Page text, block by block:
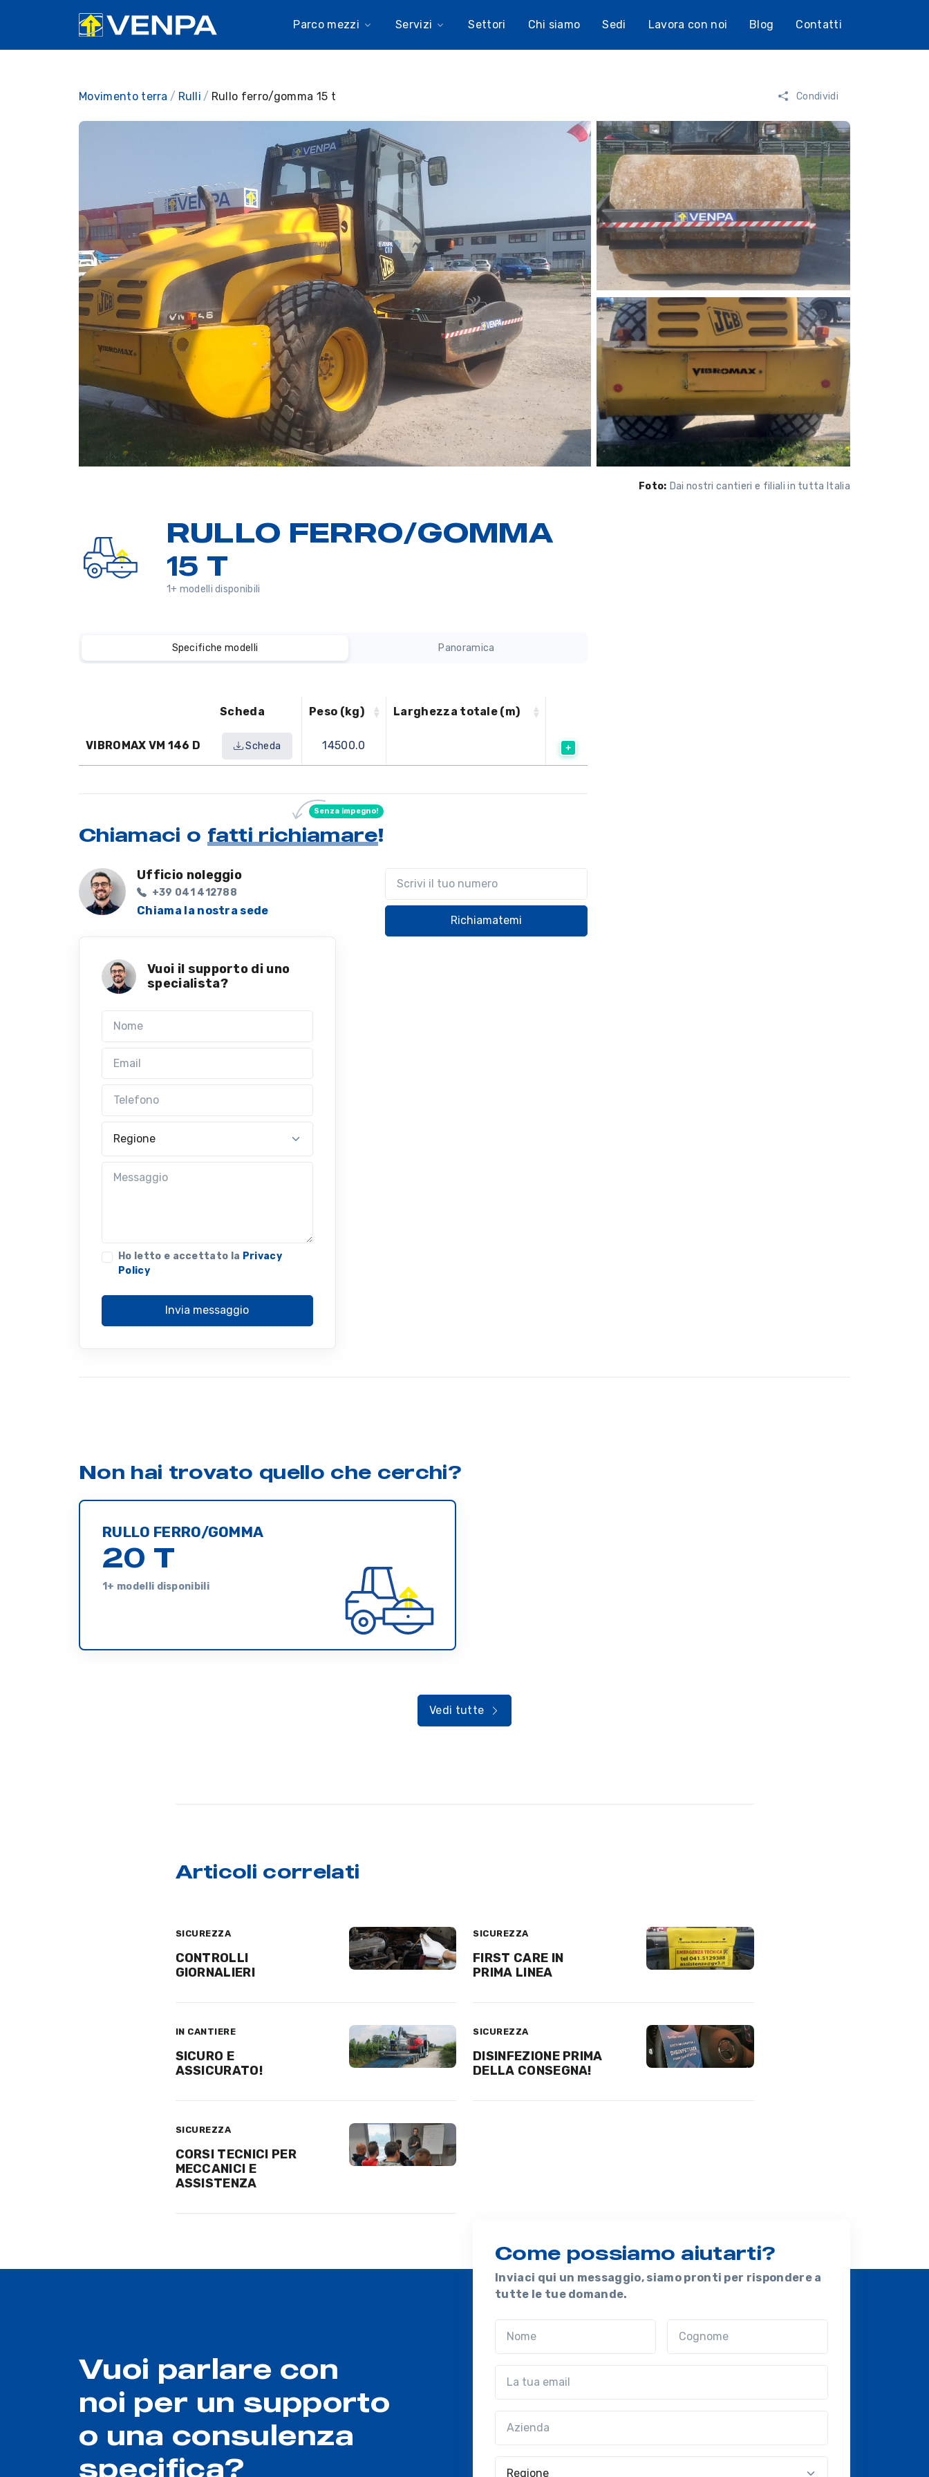
Parco mezzi Servizi Settori Chi siamo Sedi Lavora con noi Blog Contatti
Movimento terra Rulli Rullo ferro/gomma 15 t Condividi
Foto: Dai nostri cantieri e filiali in tutta Italia
RULLO FERRO/GOMMA
15 T
1+ modelli disponibili
Specifiche modelli Panoramica
Scheda Peso (kg) Larghezza totale (m)
VIBROMAX VM 146 D Scheda 14500.0
Chiamaci o fatti richiamare!
Senza impegno!
Ufficio noleggio
+39 041 412788
Chiama la nostra sede
Richiamatemi
Vuoi il supporto di uno
specialista?
Ho letto e accettato la Privacy
Policy
Invia messaggio
Non hai trovato quello che cerchi?
RULLO FERRO/GOMMA
20 T
1+ modelli disponibili
Vedi tutte
Articoli correlati
SICUREZZA
CONTROLLI
GIORNALIERI
SICUREZZA
FIRST CARE IN
PRIMA LINEA
IN CANTIERE
SICURO E
ASSICURATO!
SICUREZZA
DISINFEZIONE PRIMA
DELLA CONSEGNA!
SICUREZZA
CORSI TECNICI PER
MECCANICI E
ASSISTENZA
Vuoi parlare con
noi per un supporto
o una consulenza
specifica?
Come possiamo aiutarti?
Inviaci qui un messaggio, siamo pronti per rispondere a
tutte le tue domande.